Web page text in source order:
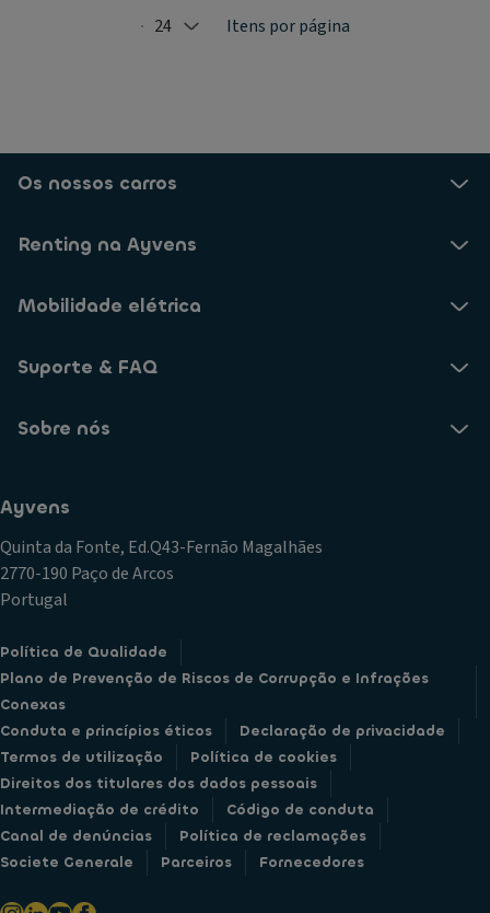
Selected: 24
24 Itens por página
Os nossos carros
Renting na Ayvens
Mobilidade elétrica
Suporte & FAQ
Sobre nós
Ayvens
Quinta da Fonte, Ed.Q43-Fernão Magalhães
2770-190 Paço de Arcos
Portugal
Política de Qualidade
Plano de Prevenção de Riscos de Corrupção e Infrações
Conexas
Conduta e princípios éticos
Declaração de privacidade
Termos de utilização
Política de cookies
Direitos dos titulares dos dados pessoais
Intermediação de crédito
Código de conduta
Canal de denúncias
Política de reclamações
Societe Generale
Parceiros Fornecedores